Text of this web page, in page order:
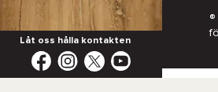
Låt oss hålla kontakten
®